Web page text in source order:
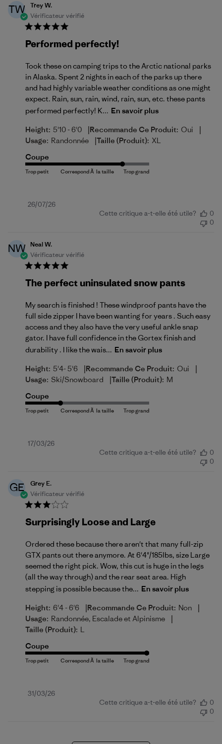
TW
Trey W.
Vérificateur vérifié
Performed perfectly!
Took these on camping trips to the Arctic national parks
in Alaska. Spent 2 nights in each of the parks up there
and had highly variable weather conditions as one might
expect. Rain, sun, rain, wind, rain, sun, etc. these pants
performed perfectly! K... En savoir plus
Height: 5'10 - 6'0 |Recommande Ce Produit: Oui |
Usage: Randonnée |Taille (produit): XL
Coupe
Date
26/07/26
Cette critique a-t-elle été utile?
0
0
NW
Neal W.
Vérificateur vérifié
The perfect uninsulated snow pants
My search is finished ! These windproof pants have the
full side zipper I have been wanting for years . Such easy
access and they also have the very useful ankle snap
gator. I have full confidence in the Gortex finish and
durability . I like the wais... En savoir plus
Height: 5'4- 5'6 |Recommande Ce Produit: Oui |
Usage: Ski/Snowboard |Taille (produit): M
Coupe
Date
17/03/26
Cette critique a-t-elle été utile?
0
0
GE
Grey E.
Vérificateur vérifié
Surprisingly Loose and Large
Ordered these because there aren't that many full-zip
GTX pants out there anymore. At 6'4"/185lbs, size Large
seemed the right pick. Wow, this cut is huge in the legs
(all the way through) and the rear seat area. High
stepping is possible because the... En savoir plus
Height: 6'4 - 6'6 |Recommande Ce Produit: Non |
Usage: Randonnée, Escalade et Alpinisme |
Taille (produit): L
Coupe
Date
31/03/26
Cette critique a-t-elle été utile?
0
0